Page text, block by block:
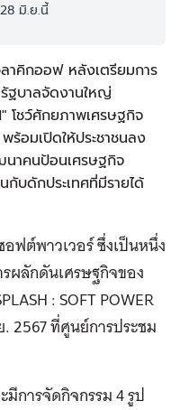
มิ.ย.นี้
าคิกออฟ หลังเตรียมการ
ฐบาลจัดงานใหญ่
โชว์ศักยภาพเศรษฐกิจ
ร้อมเปิดให้ประชาชนลง
าคนป้อนเศรษฐกิจ
บดักประเทศที่มีรายได้
ฟต์พาวเวอร์ ซึ่งเป็นหนึ่ง
ผลักดันเศรษฐกิจของ
: SOFT POWER
2567 ที่ศูนย์การประชม
มีการจัดกิจกรรม 4 รูป